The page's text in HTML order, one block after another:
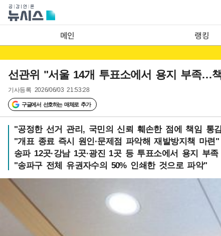
메인 랭킹
선관위 "서울 14개 투표소에서 용지 부족…
기사등록 2026/06/03 21:53:28
구글에서 선호하는 매체로 추가
"공정한 선거 관리, 국민의 신뢰 훼손한 점에 책임 통
"개표 종료 즉시 원인·문제점 파악해 재발방지책 마련"
송파 12곳·강남 1곳·광진 1곳 등 투표소에서 용지 부족
"송파구 전체 유권자수의 50% 인쇄한 것으로 파악"